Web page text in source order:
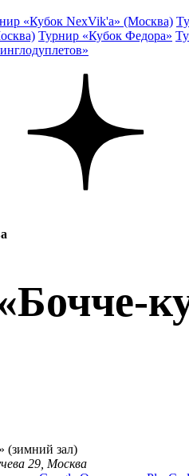
«Кубок NexVik'a» (Москва)
Турнир «Кубок Федора»
(зимний зал)
29, Москва